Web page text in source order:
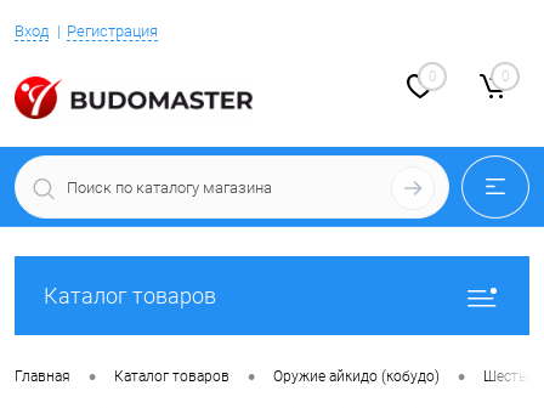
Вход Регистрация
0 0
Каталог товаров
Главная • Каталог товаров • Оружие айкидо (кобудо) • Шесты и